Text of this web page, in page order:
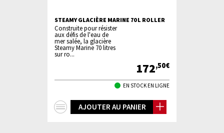
STEAMY GLACIÈRE MARINE 70 L ROLLER
Construite pour résister
aux défis de l'eau de
mer salée, la glacière
Steamy Marine 70 litres
sur ro...
172,50€
EN STOCK EN LIGNE
AJOUTER AU PANIER